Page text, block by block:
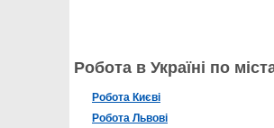
Робота в Україні по
Робота Києві
Робота Львові